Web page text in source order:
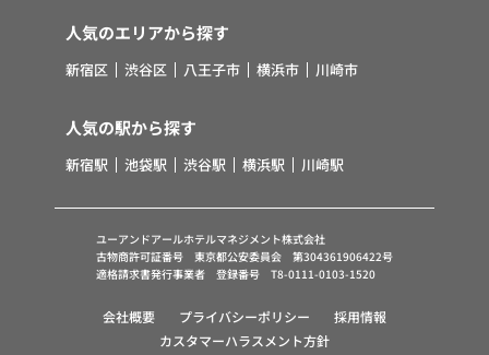
人気のエリアから探す
新宿区 渋谷区 八王子市 横浜市 川崎市
人気の駅から探す
新宿駅 池袋駅 渋谷駅 横浜駅 川崎駅
ユーアンドアールホテルマネジメント株式会社
古物商許可証番号 東京都公安委員会 第304361906422号
適格請求書発行事業者 登録番号 T8-0111-0103-1520
会社概要 プライバシーポリシー
採用情報
カスタマーハラスメント方針